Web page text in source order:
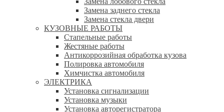
Замена заднего стекла
Замена стекла двери
КУЗОВНЫЕ РАБОТЫ
Стапельные работы
Жестяные работы
Антикоррозийная обработка кузова
Полировка автомобиля
Химчистка автомобиля
ЭЛЕКТРИКА
Установка сигнализации
Установка музыки
Установка авторегистратора